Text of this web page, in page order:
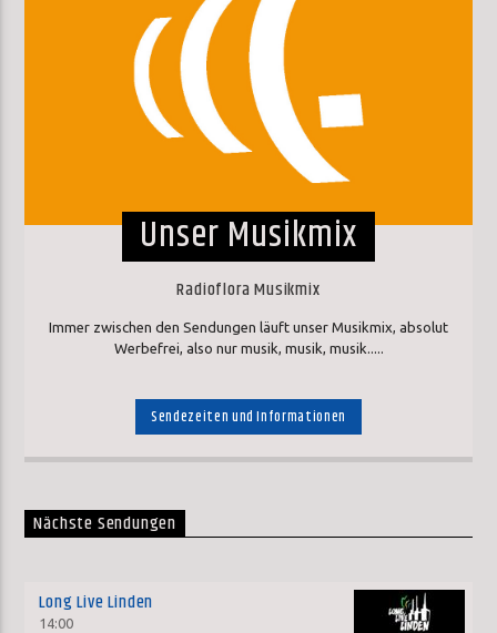
Unser Musikmix
Radioflora Musikmix
Immer zwischen den Sendungen läuft unser Musikmix, absolut
Werbefrei, also nur musik, musik, musik.....
Sendezeiten und Informationen
Nächste Sendungen
Long Live Linden
14:00